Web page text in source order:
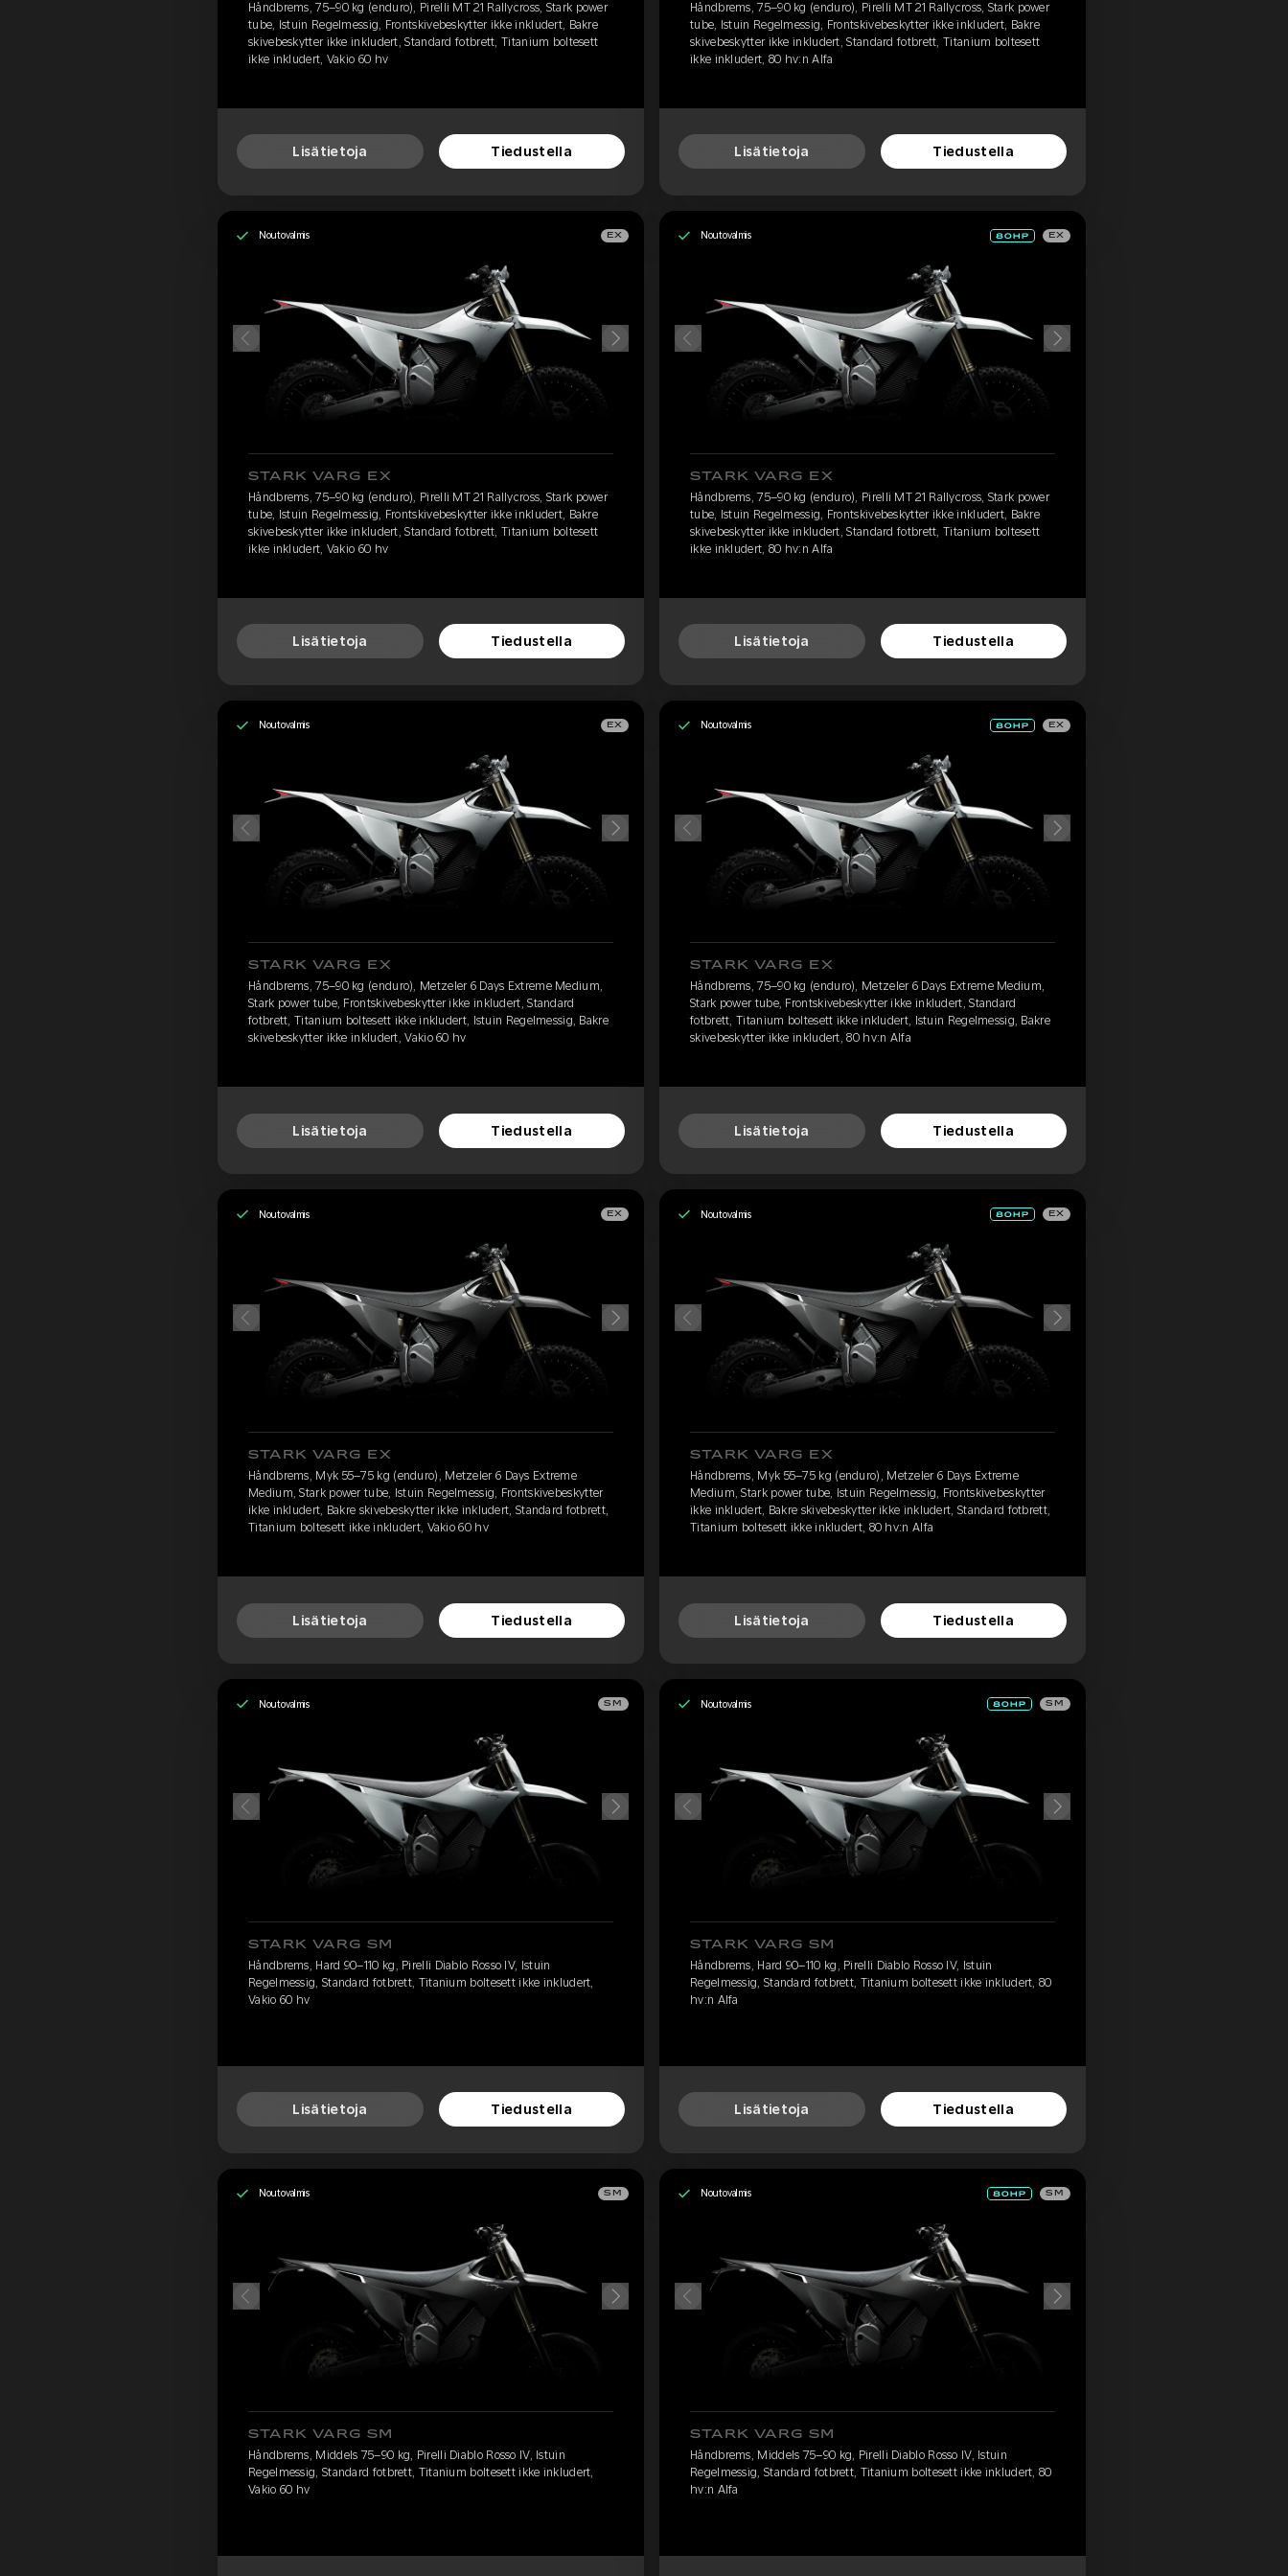
Håndbrems, 75–90 kg (enduro), Pirelli MT 21 Rallycross, Stark power
tube, Istuin Regelmessig, Frontskivebeskytter ikke inkludert, Bakre
skivebeskytter ikke inkludert, Standard fotbrett, Titanium boltesett
ikke inkludert, Vakio 60 hv
Lisätietoja Tiedustella
Håndbrems, 75–90 kg (enduro), Pirelli MT 21 Rallycross, Stark power
tube, Istuin Regelmessig, Frontskivebeskytter ikke inkludert, Bakre
skivebeskytter ikke inkludert, Standard fotbrett, Titanium boltesett
ikke inkludert, 80 hv:n Alfa
Lisätietoja Tiedustella
Noutovalmis EX
STARK VARG EX
Håndbrems, 75–90 kg (enduro), Pirelli MT 21 Rallycross, Stark power
tube, Istuin Regelmessig, Frontskivebeskytter ikke inkludert, Bakre
skivebeskytter ikke inkludert, Standard fotbrett, Titanium boltesett
ikke inkludert, Vakio 60 hv
Lisätietoja Tiedustella
Noutovalmis EX
STARK VARG EX
Håndbrems, 75–90 kg (enduro), Pirelli MT 21 Rallycross, Stark power
tube, Istuin Regelmessig, Frontskivebeskytter ikke inkludert, Bakre
skivebeskytter ikke inkludert, Standard fotbrett, Titanium boltesett
ikke inkludert, 80 hv:n Alfa
Lisätietoja Tiedustella
Noutovalmis EX
STARK VARG EX
Håndbrems, 75–90 kg (enduro), Metzeler 6 Days Extreme Medium,
Stark power tube, Frontskivebeskytter ikke inkludert, Standard
fotbrett, Titanium boltesett ikke inkludert, Istuin Regelmessig, Bakre
skivebeskytter ikke inkludert, Vakio 60 hv
Lisätietoja Tiedustella
Noutovalmis EX
STARK VARG EX
Håndbrems, 75–90 kg (enduro), Metzeler 6 Days Extreme Medium,
Stark power tube, Frontskivebeskytter ikke inkludert, Standard
fotbrett, Titanium boltesett ikke inkludert, Istuin Regelmessig, Bakre
skivebeskytter ikke inkludert, 80 hv:n Alfa
Lisätietoja Tiedustella
Noutovalmis EX
STARK VARG EX
Håndbrems, Myk 55–75 kg (enduro), Metzeler 6 Days Extreme
Medium, Stark power tube, Istuin Regelmessig, Frontskivebeskytter
ikke inkludert, Bakre skivebeskytter ikke inkludert, Standard fotbrett,
Titanium boltesett ikke inkludert, Vakio 60 hv
Lisätietoja Tiedustella
Noutovalmis EX
STARK VARG EX
Håndbrems, Myk 55–75 kg (enduro), Metzeler 6 Days Extreme
Medium, Stark power tube, Istuin Regelmessig, Frontskivebeskytter
ikke inkludert, Bakre skivebeskytter ikke inkludert, Standard fotbrett,
Titanium boltesett ikke inkludert, 80 hv:n Alfa
Lisätietoja Tiedustella
Noutovalmis SM
STARK VARG SM
Håndbrems, Hard 90–110 kg, Pirelli Diablo Rosso IV, Istuin
Regelmessig, Standard fotbrett, Titanium boltesett ikke inkludert,
Vakio 60 hv
Lisätietoja Tiedustella
Noutovalmis SM
STARK VARG SM
Håndbrems, Hard 90–110 kg, Pirelli Diablo Rosso IV, Istuin
Regelmessig, Standard fotbrett, Titanium boltesett ikke inkludert, 80
hv:n Alfa
Lisätietoja Tiedustella
Noutovalmis SM
STARK VARG SM
Håndbrems, Middels 75–90 kg, Pirelli Diablo Rosso IV, Istuin
Regelmessig, Standard fotbrett, Titanium boltesett ikke inkludert,
Vakio 60 hv
Noutovalmis SM
STARK VARG SM
Håndbrems, Middels 75–90 kg, Pirelli Diablo Rosso IV, Istuin
Regelmessig, Standard fotbrett, Titanium boltesett ikke inkludert, 80
hv:n Alfa